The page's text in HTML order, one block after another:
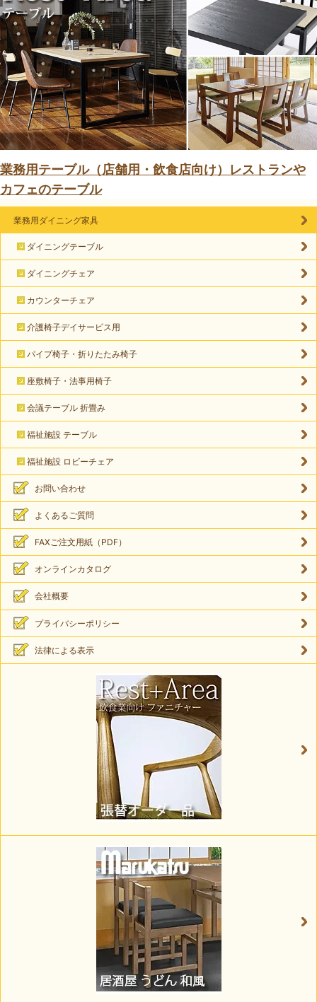
業務用テーブル（店舗用・飲食店向け）レストランや
カフェのテーブル
業務用ダイニング家具
ダイニングテーブル
ダイニングチェア
カウンターチェア
介護椅子デイサービス用
パイプ椅子・折りたたみ椅子
座敷椅子・法事用椅子
会議テーブル 折畳み
福祉施設 テーブル
福祉施設 ロビーチェア
お問い合わせ
よくあるご質問
FAXご注文用紙（PDF）
オンラインカタログ
会社概要
プライバシーポリシー
法律による表示